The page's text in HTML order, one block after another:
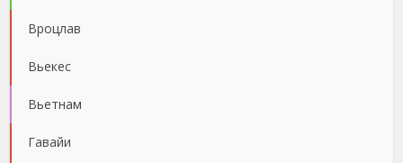
Вроцлав
Вьекес
Вьетнам
Гавайи